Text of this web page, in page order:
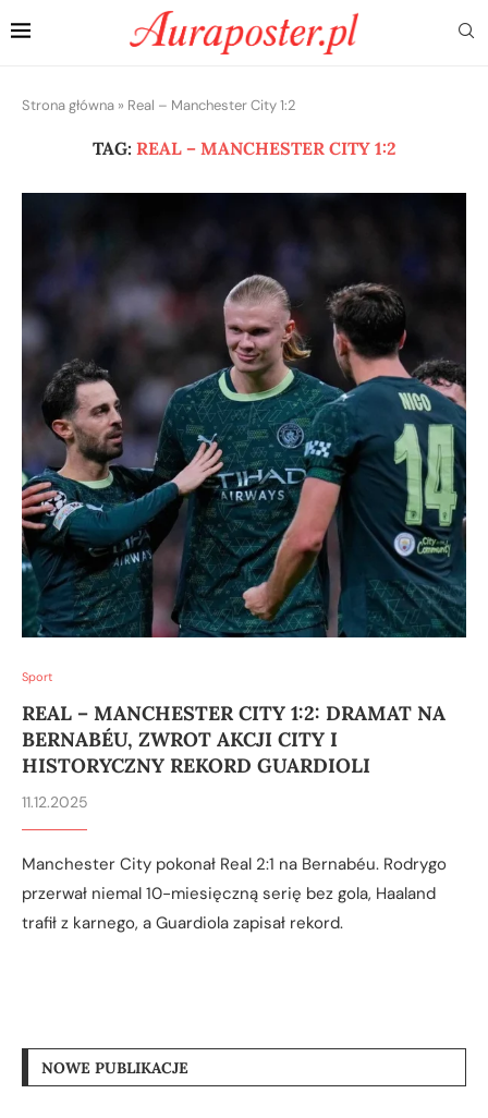
Strona główna » Real – Manchester City 1:2
TAG: REAL – MANCHESTER CITY 1:2
Sport
REAL – MANCHESTER CITY 1:2: DRAMAT NA
BERNABÉU, ZWROT AKCJI CITY I
HISTORYCZNY REKORD GUARDIOLI
11.12.2025
Manchester City pokonał Real 2:1 na Bernabéu. Rodrygo
przerwał niemal 10-miesięczną serię bez gola, Haaland
trafił z karnego, a Guardiola zapisał rekord.
NOWE PUBLIKACJE